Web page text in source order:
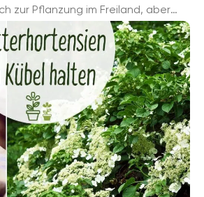
zur Pflanzung im Freiland, aber
ist dabei einiges zu ...